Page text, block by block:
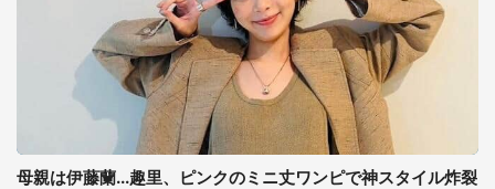
母親は伊藤蘭...趣里、ピンクのミニ丈ワンピで神スタイル炸裂